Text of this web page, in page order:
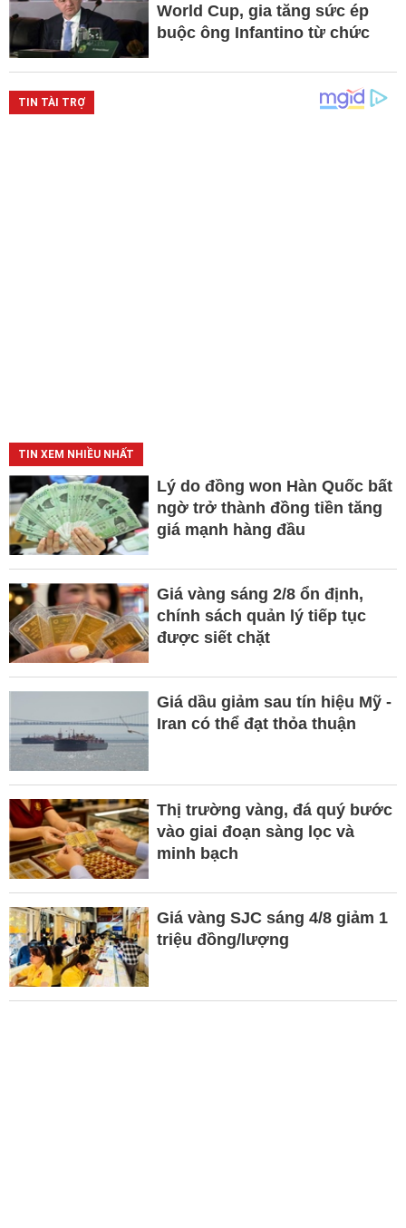
World Cup, gia tăng sức ép
buộc ông Infantino từ chức
TIN XEM NHIỀU NHẤT
Lý do đồng won Hàn Quốc bất
ngờ trở thành đồng tiền tăng
giá mạnh hàng đầu
Giá vàng sáng 2/8 ổn định,
chính sách quản lý tiếp tục
được siết chặt
Giá dầu giảm sau tín hiệu Mỹ -
Iran có thể đạt thỏa thuận
Thị trường vàng, đá quý bước
vào giai đoạn sàng lọc và
minh bạch
Giá vàng SJC sáng 4/8 giảm 1
triệu đồng/lượng